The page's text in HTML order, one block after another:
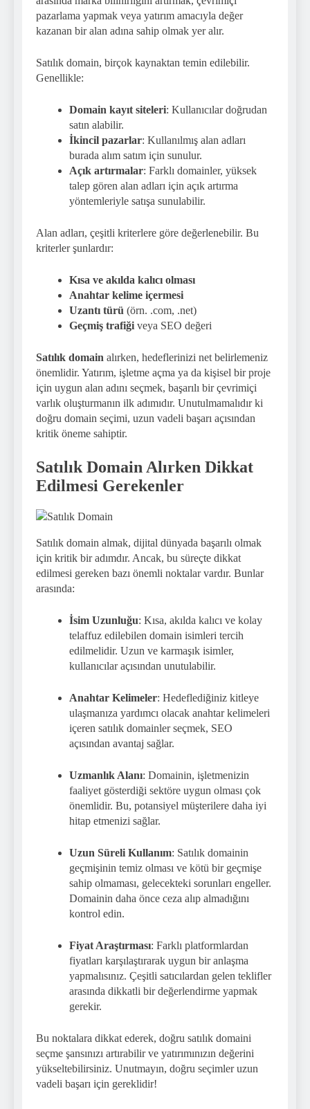
pazarlama yapmak veya yatırım amacıyla değer
kazanan bir alan adına sahip olmak yer alır.
Satılık domain, birçok kaynaktan temin edilebilir.
Genellikle:
Domain kayıt siteleri: Kullanıcılar doğrudan
satın alabilir.
İkincil pazarlar: Kullanılmış alan adları
burada alım satım için sunulur.
Açık artırmalar: Farklı domainler, yüksek
talep gören alan adları için açık artırma
yöntemleriyle satışa sunulabilir.
Alan adları, çeşitli kriterlere göre değerlenebilir. Bu
kriterler şunlardır:
Kısa ve akılda kalıcı olması
Anahtar kelime içermesi
Uzantı türü (örn. .com, .net)
Geçmiş trafiği veya SEO değeri
Satılık domain alırken, hedeflerinizi net belirlemeniz
önemlidir. Yatırım, işletme açma ya da kişisel bir proje
için uygun alan adını seçmek, başarılı bir çevrimiçi
varlık oluşturmanın ilk adımıdır. Unutulmamalıdır ki
doğru domain seçimi, uzun vadeli başarı açısından
kritik öneme sahiptir.
Satılık Domain Alırken Dikkat
Edilmesi Gerekenler
Satılık domain almak, dijital dünyada başarılı olmak
için kritik bir adımdır. Ancak, bu süreçte dikkat
edilmesi gereken bazı önemli noktalar vardır. Bunlar
arasında:
İsim Uzunluğu: Kısa, akılda kalıcı ve kolay
telaffuz edilebilen domain isimleri tercih
edilmelidir. Uzun ve karmaşık isimler,
kullanıcılar açısından unutulabilir.
Anahtar Kelimeler: Hedeflediğiniz kitleye
ulaşmanıza yardımcı olacak anahtar kelimeleri
içeren satılık domainler seçmek, SEO
açısından avantaj sağlar.
Uzmanlık Alanı: Domainin, işletmenizin
faaliyet gösterdiği sektöre uygun olması çok
önemlidir. Bu, potansiyel müşterilere daha iyi
hitap etmenizi sağlar.
Uzun Süreli Kullanım: Satılık domainin
geçmişinin temiz olması ve kötü bir geçmişe
sahip olmaması, gelecekteki sorunları engeller.
Domainin daha önce ceza alıp almadığını
kontrol edin.
Fiyat Araştırması: Farklı platformlardan
fiyatları karşılaştırarak uygun bir anlaşma
yapmalısınız. Çeşitli satıcılardan gelen teklifler
arasında dikkatli bir değerlendirme yapmak
gerekir.
Bu noktalara dikkat ederek, doğru satılık domaini
seçme şansınızı artırabilir ve yatırımınızın değerini
yükseltebilirsiniz. Unutmayın, doğru seçimler uzun
vadeli başarı için gereklidir!